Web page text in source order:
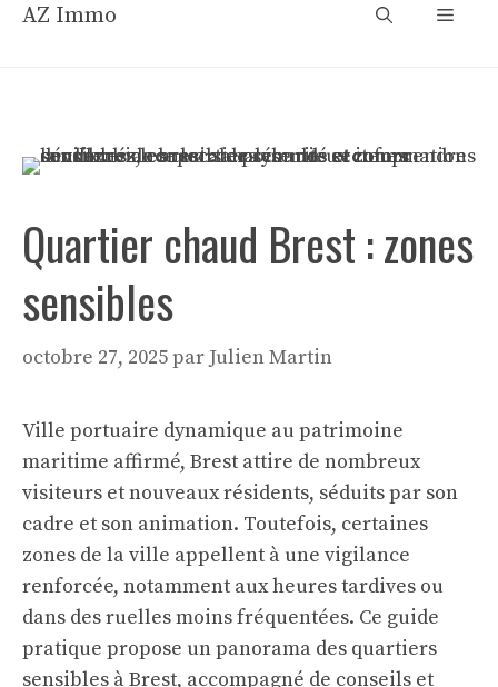
AllerAZ Immo Menu
Quartier chaud Brest : zones
sensibles
octobre 27, 2025par Julien Martin
Ville portuaire dynamique au patrimoine
maritime affirmé, Brest attire de nombreux
visiteurs et nouveaux résidents, séduits par son
cadre et son animation. Toutefois, certaines
zones de la ville appellent à une vigilance
renforcée, notamment aux heures tardives ou
dans des ruelles moins fréquentées. Ce guide
pratique propose un panorama des quartiers
sensibles à Brest, accompagné de conseils et